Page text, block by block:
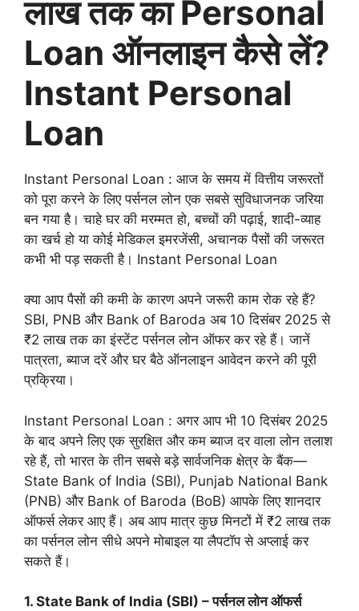
लाख तक का Personal
Loan ऑनलाइन कैसे लें?
Instant Personal
Loan
Instant Personal Loan : आज के समय में वित्तीय जरूरतों
को पूरा करने के लिए पर्सनल लोन एक सबसे सुविधाजनक जरिया
बन गया है। चाहे घर की मरम्मत हो, बच्चों की पढ़ाई, शादी-व्याह
का खर्च हो या कोई मेडिकल इमरजेंसी, अचानक पैसों की जरूरत
कभी भी पड़ सकती है। Instant Personal Loan
क्या आप पैसों की कमी के कारण अपने जरूरी काम रोक रहे हैं?
SBI, PNB और Bank of Baroda अब 10 दिसंबर 2025 से
₹2 लाख तक का इंस्टेंट पर्सनल लोन ऑफर कर रहे हैं। जानें
पात्रता, ब्याज दरें और घर बैठे ऑनलाइन आवेदन करने की पूरी
प्रक्रिया।
Instant Personal Loan : अगर आप भी 10 दिसंबर 2025
के बाद अपने लिए एक सुरक्षित और कम ब्याज दर वाला लोन तलाश
रहे हैं, तो भारत के तीन सबसे बड़े सार्वजनिक क्षेत्र के बैंक—
State Bank of India (SBI), Punjab National Bank
(PNB) और Bank of Baroda (BoB) आपके लिए शानदार
ऑफर्स लेकर आए हैं। अब आप मात्र कुछ मिनटों में ₹2 लाख तक
का पर्सनल लोन सीधे अपने मोबाइल या लैपटॉप से अप्लाई कर
सकते हैं।
1. State Bank of India (SBI) – पर्सनल लोन ऑफर्स